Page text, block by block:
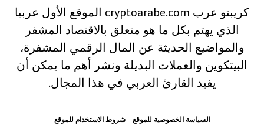
كريبتو عرب cryptoarabe.com الموقع الأول عربيا
الذي يهتم بكل ما هو متعلق بالاقتصاد المشفر
والمواضيع الحديثة عن المال الرقمي المشفرة،
البيتكوين والعملات البديلة ونشر أهم ما يمكن أن
يفيد القارئ العربي في هذا المجال.
السياسة الخصوصية للموقع ||شروط الاستخدام للموقع